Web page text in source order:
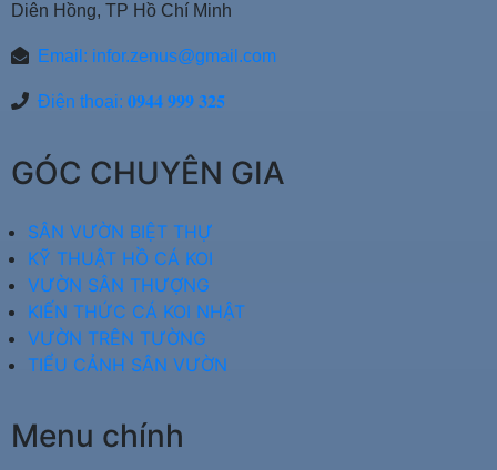
Diên Hồng, TP Hồ Chí Minh
Email: infor.zenus@gmail.com
Điện thoại: 𝟎𝟗𝟒𝟒 𝟗𝟗𝟗 𝟑𝟐𝟓
GÓC CHUYÊN GIA
SÂN VƯỜN BIỆT THỰ
KỸ THUẬT HỒ CÁ KOI
VƯỜN SÂN THƯỢNG
KIẾN THỨC CÁ KOI NHẬT
VƯỜN TRÊN TƯỜNG
TIỂU CẢNH SÂN VƯỜN
Menu chính